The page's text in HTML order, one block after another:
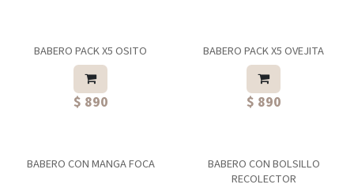
BABERO PACK X5 OSITO
$ 890
BABERO PACK X5 OVEJITA
$ 890
BABERO CON MANGA FOCA
BABERO CON BOLSILLO
RECOLECTOR